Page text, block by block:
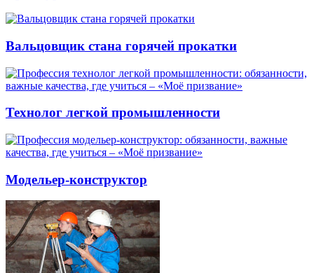
Вальцовщик стана горячей прокатки
Технолог легкой промышленности
Модельер-конструктор